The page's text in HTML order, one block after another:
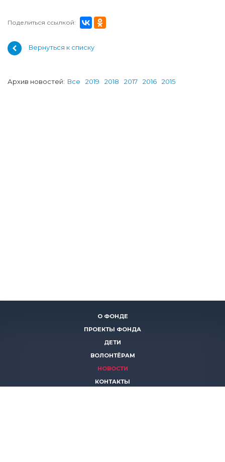
Поделиться ссылкой:
Вернуться к списку
Архив новостей: Все 2019 2018 2017 2016 2015
О ФОНДЕ
ПРОЕКТЫ ФОНДА
ДЕТИ
ВОЛОНТЁРАМ
НОВОСТИ
КОНТАКТЫ